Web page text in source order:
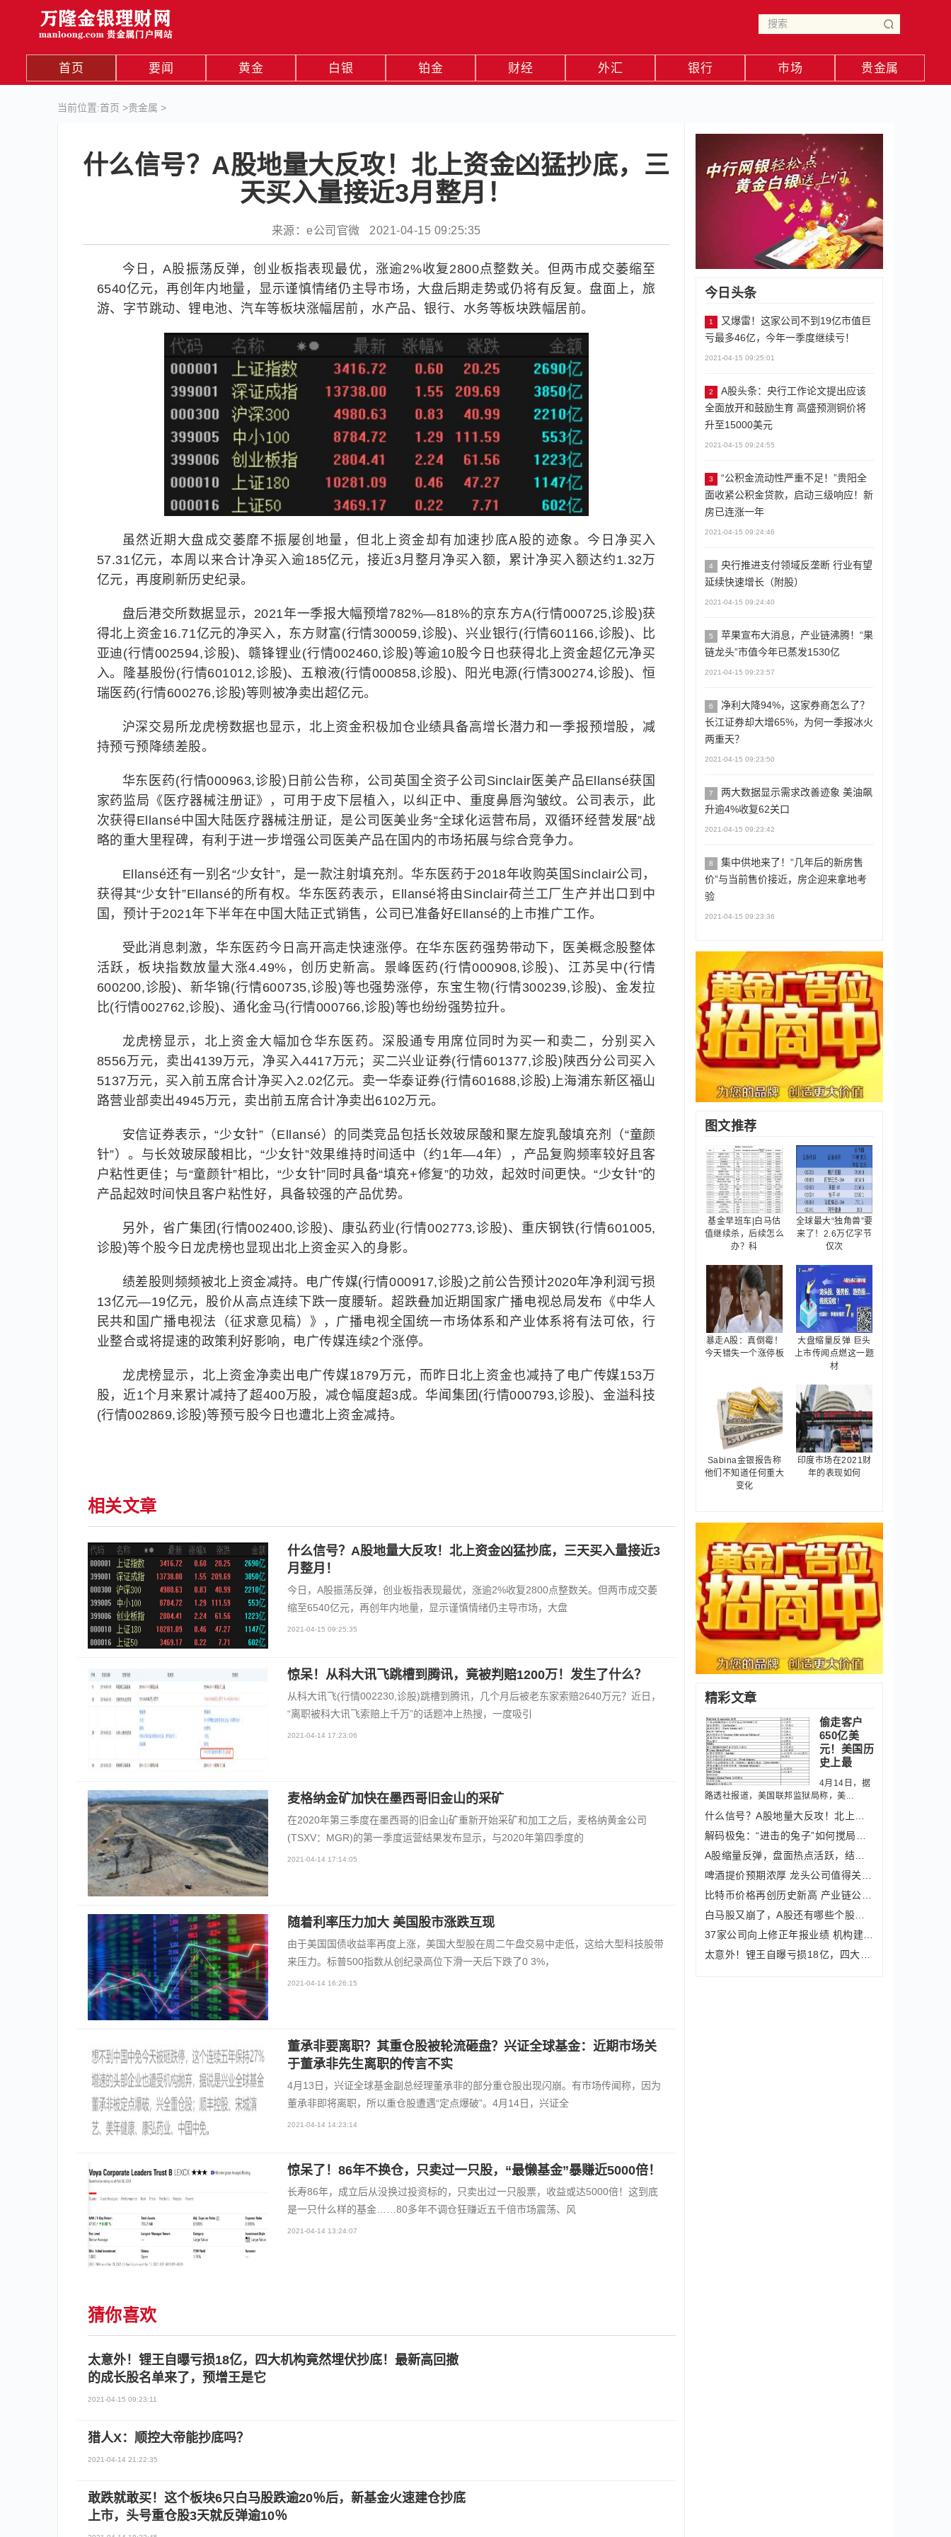
首页 要闻 黄金 白银 铂金 财经 外汇 银行 市场 贵金属
当前位置:首页 >贵金属 >
什么信号？A股地量大反攻！北上资金凶猛抄底，三
天买入量接近3月整月！
来源：e公司官微 2021-04-15 09:25:35
今日，A股振荡反弹，创业板指表现最优，涨逾2%收复2800点整数关。但两市成交萎缩至
6540亿元，再创年内地量，显示谨慎情绪仍主导市场，大盘后期走势或仍将有反复。盘面上，旅
游、字节跳动、锂电池、汽车等板块涨幅居前，水产品、银行、水务等板块跌幅居前。
虽然近期大盘成交萎靡不振屡创地量，但北上资金却有加速抄底A股的迹象。今日净买入
57.31亿元，本周以来合计净买入逾185亿元，接近3月整月净买入额，累计净买入额达约1.32万
亿元，再度刷新历史纪录。
盘后港交所数据显示，2021年一季报大幅预增782%—818%的京东方A(行情000725,诊股)获
得北上资金16.71亿元的净买入，东方财富(行情300059,诊股)、兴业银行(行情601166,诊股)、比
亚迪(行情002594,诊股)、赣锋锂业(行情002460,诊股)等逾10股今日也获得北上资金超亿元净买
入。隆基股份(行情601012,诊股)、五粮液(行情000858,诊股)、阳光电源(行情300274,诊股)、恒
瑞医药(行情600276,诊股)等则被净卖出超亿元。
沪深交易所龙虎榜数据也显示，北上资金积极加仓业绩具备高增长潜力和一季报预增股，减
持预亏预降绩差股。
华东医药(行情000963,诊股)日前公告称，公司英国全资子公司Sinclair医美产品Ellansé获国
家药监局《医疗器械注册证》，可用于皮下层植入，以纠正中、重度鼻唇沟皱纹。公司表示，此
次获得Ellansé中国大陆医疗器械注册证，是公司医美业务“全球化运营布局，双循环经营发展”战
略的重大里程碑，有利于进一步增强公司医美产品在国内的市场拓展与综合竞争力。
Ellansé还有一别名“少女针”，是一款注射填充剂。华东医药于2018年收购英国Sinclair公司，
获得其“少女针”Ellansé的所有权。华东医药表示，Ellansé将由Sinclair荷兰工厂生产并出口到中
国，预计于2021年下半年在中国大陆正式销售，公司已准备好Ellansé的上市推广工作。
受此消息刺激，华东医药今日高开高走快速涨停。在华东医药强势带动下，医美概念股整体
活跃，板块指数放量大涨4.49%，创历史新高。景峰医药(行情000908,诊股)、江苏吴中(行情
600200,诊股)、新华锦(行情600735,诊股)等也强势涨停，东宝生物(行情300239,诊股)、金发拉
比(行情002762,诊股)、通化金马(行情000766,诊股)等也纷纷强势拉升。
龙虎榜显示，北上资金大幅加仓华东医药。深股通专用席位同时为买一和卖二，分别买入
8556万元，卖出4139万元，净买入4417万元；买二兴业证券(行情601377,诊股)陕西分公司买入
5137万元，买入前五席合计净买入2.02亿元。卖一华泰证券(行情601688,诊股)上海浦东新区福山
路营业部卖出4945万元，卖出前五席合计净卖出6102万元。
安信证券表示，“少女针”（Ellansé）的同类竞品包括长效玻尿酸和聚左旋乳酸填充剂（“童颜
针”）。与长效玻尿酸相比，“少女针”效果维持时间适中（约1年—4年），产品复购频率较好且客
户粘性更佳；与“童颜针”相比，“少女针”同时具备“填充+修复”的功效，起效时间更快。“少女针”的
产品起效时间快且客户粘性好，具备较强的产品优势。
另外，省广集团(行情002400,诊股)、康弘药业(行情002773,诊股)、重庆钢铁(行情601005,
诊股)等个股今日龙虎榜也显现出北上资金买入的身影。
绩差股则频频被北上资金减持。电广传媒(行情000917,诊股)之前公告预计2020年净利润亏损
13亿元—19亿元，股价从高点连续下跌一度腰斩。超跌叠加近期国家广播电视总局发布《中华人
民共和国广播电视法（征求意见稿）》，广播电视全国统一市场体系和产业体系将有法可依，行
业整合或将提速的政策利好影响，电广传媒连续2个涨停。
龙虎榜显示，北上资金净卖出电广传媒1879万元，而昨日北上资金也减持了电广传媒153万
股，近1个月来累计减持了超400万股，减仓幅度超3成。华闻集团(行情000793,诊股)、金溢科技
(行情002869,诊股)等预亏股今日也遭北上资金减持。
相关文章
什么信号？A股地量大反攻！北上资金凶猛抄底，三天买入量接近3
月整月！
今日，A股振荡反弹，创业板指表现最优，涨逾2%收复2800点整数关。但两市成交萎
缩至6540亿元，再创年内地量，显示谨慎情绪仍主导市场，大盘
2021-04-15 09:25:35
惊呆！从科大讯飞跳槽到腾讯，竟被判赔1200万！发生了什么？
从科大讯飞(行情002230,诊股)跳槽到腾讯，几个月后被老东家索赔2640万元？近日，
“离职被科大讯飞索赔上千万”的话题冲上热搜，一度吸引
2021-04-14 17:23:06
麦格纳金矿加快在墨西哥旧金山的采矿
在2020年第三季度在墨西哥的旧金山矿重新开始采矿和加工之后，麦格纳黄金公司
(TSXV：MGR)的第一季度运营结果发布显示，与2020年第四季度的
2021-04-14 17:14:05
随着利率压力加大 美国股市涨跌互现
由于美国国债收益率再度上涨，美国大型股在周二午盘交易中走低，这给大型科技股带
来压力。标普500指数从创纪录高位下滑一天后下跌了0 3%，
2021-04-14 16:26:15
董承非要离职？其重仓股被轮流砸盘？兴证全球基金：近期市场关
于董承非先生离职的传言不实
4月13日，兴证全球基金副总经理董承非的部分重仓股出现闪崩。有市场传闻称，因为
董承非即将离职，所以重仓股遭遇“定点爆破”。4月14日，兴证全
2021-04-14 14:23:14
惊呆了！86年不换仓，只卖过一只股，“最懒基金”暴赚近5000倍！
长寿86年，成立后从没换过投资标的，只卖出过一只股票，收益或达5000倍！这到底
是一只什么样的基金……80多年不调仓狂赚近五千倍市场震荡、风
2021-04-14 13:24:07
猜你喜欢
太意外！锂王自曝亏损18亿，四大机构竟然埋伏抄底！最新高回撤
的成长股名单来了，预增王是它
2021-04-15 09:23:11
猎人X：顺控大帝能抄底吗？
2021-04-14 21:22:35
敢跌就敢买！这个板块6只白马股跌逾20％后，新基金火速建仓抄底
上市，头号重仓股3天就反弹逾10％
今日头条
1
又爆雷！这家公司不到19亿市值巨
亏最多46亿，今年一季度继续亏！
2021-04-15 09:25:01
2
A股头条：央行工作论文提出应该
全面放开和鼓励生育 高盛预测铜价将
升至15000美元
2021-04-15 09:24:55
3
“公积金流动性严重不足！”贵阳全
面收紧公积金贷款，启动三级响应！新
房已连涨一年
2021-04-15 09:24:46
4
央行推进支付领域反垄断 行业有望
延续快速增长（附股）
2021-04-15 09:24:40
5
苹果宣布大消息，产业链沸腾！“果
链龙头”市值今年已蒸发1530亿
2021-04-15 09:23:57
6
净利大降94%，这家券商怎么了？
长江证券却大增65%，为何一季报冰火
两重天？
2021-04-15 09:23:50
7
两大数据显示需求改善迹象 美油飙
升逾4%收复62关口
2021-04-15 09:23:42
8
集中供地来了！“几年后的新房售
价”与当前售价接近，房企迎来拿地考
验
2021-04-15 09:23:36
图文推荐
基金早班车|白马估
值继续杀，后续怎么
办？科
全球最大“独角兽”要
来了！2.6万亿字节
仅次
暴走A股：真倒霉！
今天错失一个涨停板
大盘缩量反弹 巨头
上市传闻点燃这一题
材
Sabina金银报告称
他们不知道任何重大
变化
印度市场在2021财
年的表现如何
精彩文章
偷走客户
650亿美
元！美国历
史上最
4月14日，据
路透社报道，美国联邦监狱局称，美...